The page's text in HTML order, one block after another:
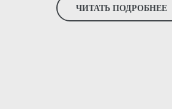
ЧИТАТЬ ПОДРОБНЕЕ